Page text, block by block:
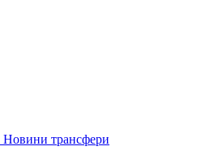
Новини трансфери